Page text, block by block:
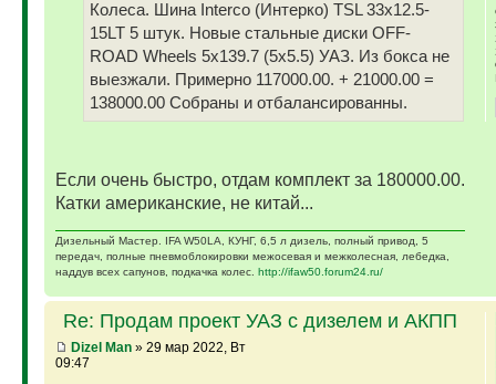
Колеса. Шина Interco (Интерко) TSL 33x12.5-
15LT 5 штук. Новые стальные диски OFF-
ROAD Wheels 5x139.7 (5x5.5) УАЗ. Из бокса не
выезжали. Примерно 117000.00. + 21000.00 =
138000.00 Собраны и отбалансированны.
Если очень быстро, отдам комплект за 180000.00.
Катки американские, не китай...
Дизельный Мастер. IFA W50LA, КУНГ, 6,5 л дизель, полный привод, 5
передач, полные пневмоблокировки межосевая и межколесная, лебедка,
наддув всех сапунов, подкачка колес. http://ifaw50.forum24.ru/
Re: Продам проект УАЗ с дизелем и АКПП
Dizel Man» 29 мар 2022, Вт
09:47